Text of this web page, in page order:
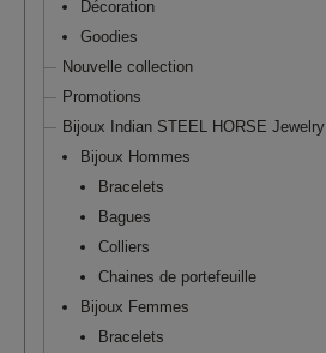
Décoration
Goodies
Nouvelle collection
Promotions
Bijoux Indian STEEL HORSE Jewelry
Bijoux Hommes
Bracelets
Bagues
Colliers
Chaines de portefeuille
Bijoux Femmes
Bracelets